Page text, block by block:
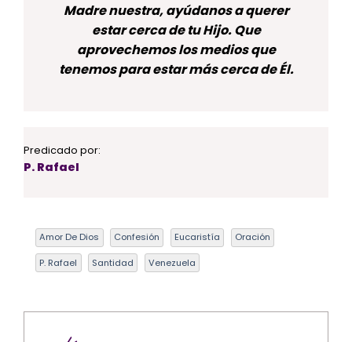
Madre nuestra, ayúdanos a querer
estar cerca de tu Hijo. Que
aprovechemos los medios que
tenemos para estar más cerca de Él.
Predicado por:
P. Rafael
Amor De Dios Confesión Eucaristía Oración
P. Rafael Santidad Venezuela